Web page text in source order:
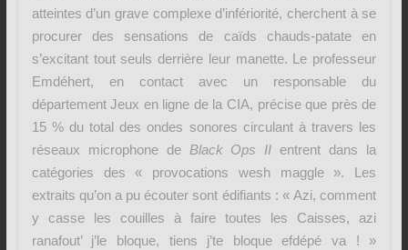
atteintes d’un grave complexe d’infériorité, cherchent à se
procurer des sensations de caïds chauds-patate en
s’excitant tout seuls derrière leur manette. Le professeur
Emdéhert, en contact avec un responsable du
département Jeux en ligne de la CIA, précise que près de
15 % du total des ondes sonores circulant à travers les
réseaux microphone de Black Ops II entrent dans la
catégories des « provocations wesh maggle ». Les
extraits qu’on a pu écouter sont édifiants : « Azi, comment
y casse les couilles à faire toutes les Caisses, azi
ranafout’ j’le bloque, tiens j’te bloque efdépé va ! »